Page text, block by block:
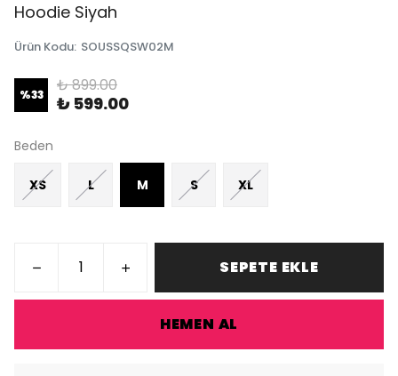
Hoodie Siyah
Ürün Kodu: SOUSSQSW02M
%33 ₺ 899.00
₺ 599.00
Beden
XS L M S XL
SEPETE EKLE
HEMEN AL